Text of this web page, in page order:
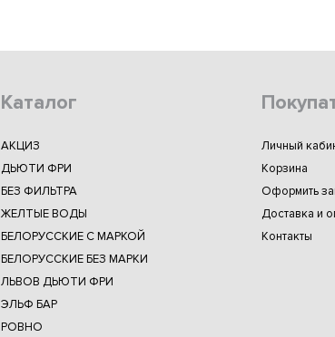
Каталог
АКЦИЗ
ДЬЮТИ ФРИ
БЕЗ ФИЛЬТРА
ЖЕЛТЫЕ ВОДЫ
БЕЛОРУССКИЕ С МАРКОЙ
БЕЛОРУССКИЕ БЕЗ МАРКИ
ЛЬВОВ ДЬЮТИ ФРИ
ЭЛЬФ БАР
РОВНО
Личный
Корзина
Оформить
Доставка и
Контакты